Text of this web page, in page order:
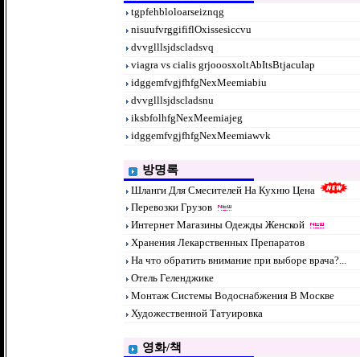
tgpfehbloloarseiznqg
nisuufvrggififlOxissesiccvu
dvvglllsjdscladsvq
viagra vs cialis grjooosxoltAbItsBtjaculap
idggemfvgjfhfgNexMeemiabiu
dvvglllsjdscladsnu
iksbfolhfgNexMeemiajeg
idggemfvgjfhfgNexMeemiawvk
방명록
Шланги Для Смесителей На Кухню Цена
Перевозки Грузов
Интернет Магазины Одежды Женской
Хранения Лекарственных Препаратов
На что обратить внимание при выборе врача?...
Отель Геленджике
Монтаж Системы Водоснабжения В Москве
Художественной Татуировка
영화/책